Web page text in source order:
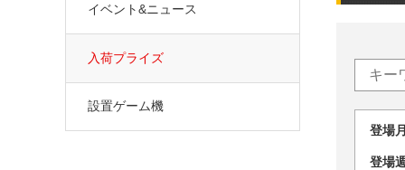
登
登
イベント&ニュース
入荷プライズ
設置ゲーム機